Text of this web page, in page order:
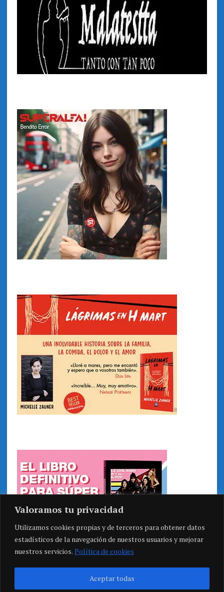
Valoramos tu privacidad
Utilizamos cookies propias y de terceros para obtener datos
estadísticos de la navegación de nuestros usuarios y mejorar
nuestros servicios. Política de cookies
Aceptar todas